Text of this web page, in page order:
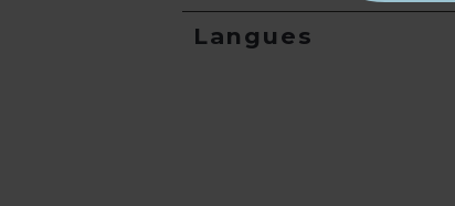
Langues